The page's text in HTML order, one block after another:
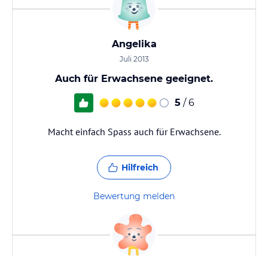
Angelika
Juli 2013
Auch für Erwachsene geeignet.
5 / 6
Macht einfach Spass auch für Erwachsene.
Hilfreich
Bewertung melden